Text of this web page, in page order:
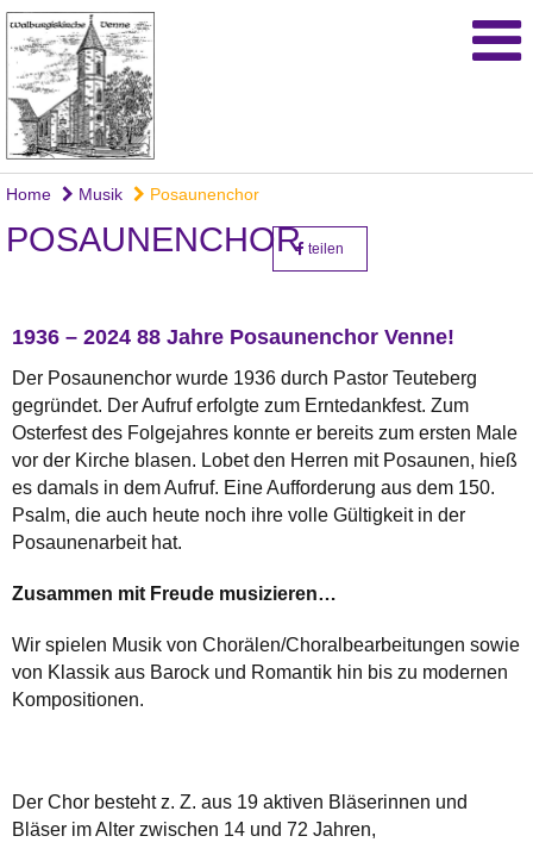
Home Musik Posaunenchor
POSAUNENCHOR teilen
1936 – 2024 88 Jahre Posaunenchor Venne!
Der Posaunenchor wurde 1936 durch Pastor Teuteberg
gegründet. Der Aufruf erfolgte zum Erntedankfest. Zum
Osterfest des Folgejahres konnte er bereits zum ersten Male
vor der Kirche blasen. Lobet den Herren mit Posaunen, hieß
es damals in dem Aufruf. Eine Aufforderung aus dem 150.
Psalm, die auch heute noch ihre volle Gültigkeit in der
Posaunenarbeit hat.
Zusammen mit Freude musizieren…
Wir spielen Musik von Chorälen/Choralbearbeitungen sowie
von Klassik aus Barock und Romantik hin bis zu modernen
Kompositionen.
Der Chor besteht z. Z. aus 19 aktiven Bläserinnen und
Bläser im Alter zwischen 14 und 72 Jahren,